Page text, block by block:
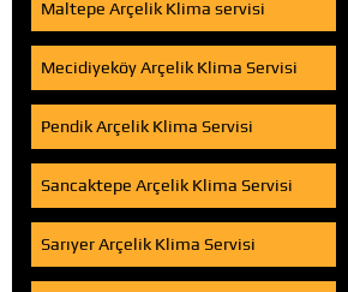
Maltepe Arçelik Klima servisi
Mecidiyeköy Arçelik Klima Servisi
Pendik Arçelik Klima Servisi
Sancaktepe Arçelik Klima Servisi
Sarıyer Arçelik Klima Servisi